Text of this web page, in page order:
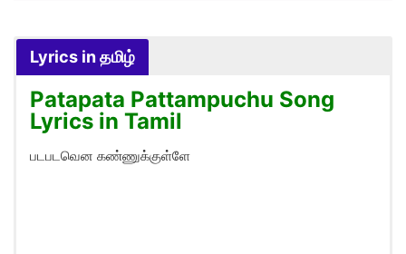
Lyrics in தமிழ்
Patapata Pattampuchu Song
Lyrics in Tamil
படபடவென கண்ணுக்குள்ளே